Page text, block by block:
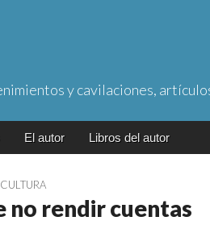
y cavilaciones,
El autor Libros del autor
CULTURA
no rendir cuentas